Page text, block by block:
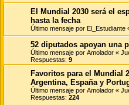
El Mundial 2030 será el
hasta la fecha
Último mensaje por El_Estudiante
52 diputados apoyan una
Último mensaje por Amolador «
Respuestas: 9
Favoritos para el Mundial
Argentina, España y
Último mensaje por Amolador «
Respuestas: 224